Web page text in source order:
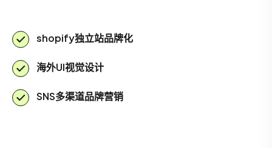
shopify独立站品牌化
海外UI视觉设计
SNS多渠道品牌营销